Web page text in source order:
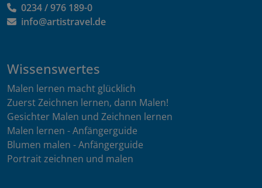
0234 / 976 189-0
info@artistravel.de
Wissenswertes
Malen lernen macht glücklich
Zuerst Zeichnen lernen, dann Malen!
Gesichter Malen und Zeichnen lernen
Malen lernen - Anfängerguide
Blumen malen - Anfängerguide
Portrait zeichnen und malen